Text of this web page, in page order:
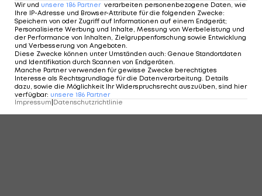
Wir und unsere 186 Partner verarbeiten personenbezogene Daten, wie
Ihre IP-Adresse und Browser-Attribute für die folgenden Zwecke:
Speichern von oder Zugriff auf Informationen auf einem Endgerät;
Personalisierte Werbung und Inhalte, Messung von Werbeleistung und
der Performance von Inhalten, Zielgruppenforschung sowie Entwicklung
und Verbesserung von Angeboten.
Diese Zwecke können unter Umständen auch: Genaue Standortdaten
und Identifikation durch Scannen von Endgeräten.
Manche Partner verwenden für gewisse Zwecke berechtigtes
Interesse als Rechtsgrundlage für die Datenverarbeitung. Details
dazu, sowie die Möglichkeit Ihr Widerspruchsrecht auszuüben, sind hier
verfügbar: unsere 186 Partner
Impressum Datenschutzrichtlinie